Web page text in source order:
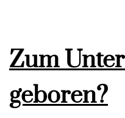
Zum
geboren?